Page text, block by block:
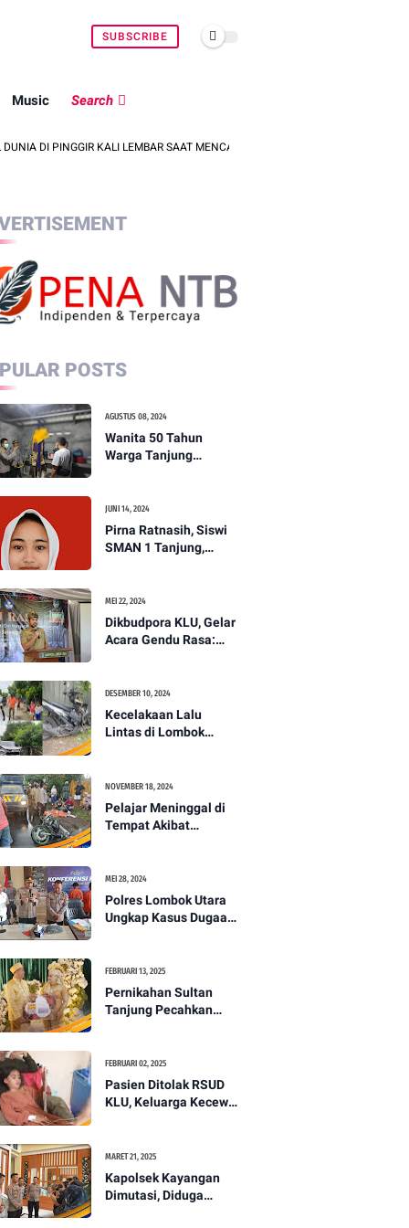
SUBSCRIBE
Music Search
KALI LEMBAR SAAT MENCARI BELUT
POSTS
AGUSTUS 08, 2024
Wanita 50 Tahun
Warga Tanjung
JUNI 14, 2024
Pirna Ratnasih, Siswi
SMAN 1 Tanjung,
Paskibraka Tingkat
Nasional
MEI 22, 2024
Dikbudpora KLU, Gelar
Acara Gendu Rasa:
Masyarakat Dayan
Gunung
DESEMBER 10, 2024
Kecelakaan Lalu
Lintas di Lombok
PENANTB
NOVEMBER 18, 2024
Pelajar Meninggal di
Tempat Akibat
Utara -PENANTB
MEI 28, 2024
Polres Lombok Utara
Ungkap Kasus Dugaan
Gantung Diri
FEBRUARI 13, 2025
Pernikahan Sultan
Tanjung Pecahkan
PENANTB
FEBRUARI 02, 2025
Pasien Ditolak RSUD
KLU, Keluarga Kecewa
MARET 21, 2025
Kapolsek Kayangan
Dimutasi, Diduga